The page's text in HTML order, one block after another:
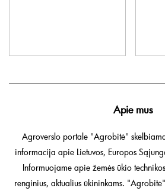
Apie mus
Agroverslo portale "Agrobitė"
informacija apie Lietuvos, Europos
Informuojame apie žemės ūkio
renginius, aktualius ūkininkams.